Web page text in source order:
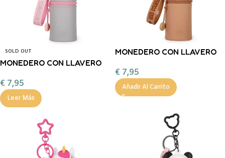
SOLD OUT
MONEDERO CON LLAVERO
LEGAMI
€ 7,95
Leer Más
MONEDERO CON LLAVERO
LEGAMI
€ 7,95
Añadir Al Carrito